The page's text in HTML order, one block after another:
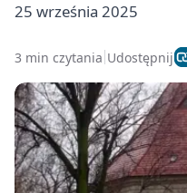
25 września 2025
3 min czytania Udostępnij